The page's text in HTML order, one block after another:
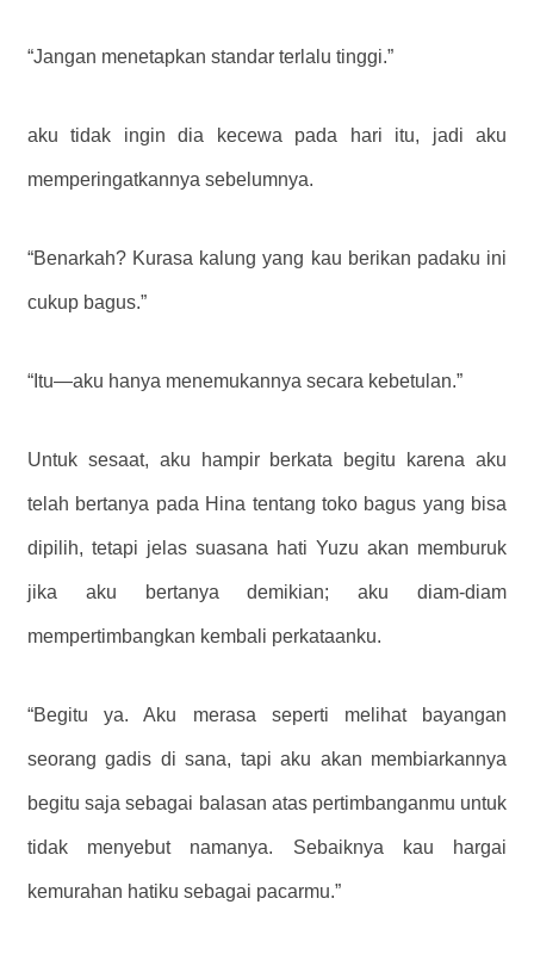
“Jangan menetapkan standar terlalu tinggi.”
aku tidak ingin dia kecewa pada hari itu, jadi aku
memperingatkannya sebelumnya.
“Benarkah? Kurasa kalung yang kau berikan padaku ini
cukup bagus.”
“Itu—aku hanya menemukannya secara kebetulan.”
Untuk sesaat, aku hampir berkata begitu karena aku
telah bertanya pada Hina tentang toko bagus yang bisa
dipilih, tetapi jelas suasana hati Yuzu akan memburuk
jika aku bertanya demikian; aku diam-diam
mempertimbangkan kembali perkataanku.
“Begitu ya. Aku merasa seperti melihat bayangan
seorang gadis di sana, tapi aku akan membiarkannya
begitu saja sebagai balasan atas pertimbanganmu untuk
tidak menyebut namanya. Sebaiknya kau hargai
kemurahan hatiku sebagai pacarmu.”